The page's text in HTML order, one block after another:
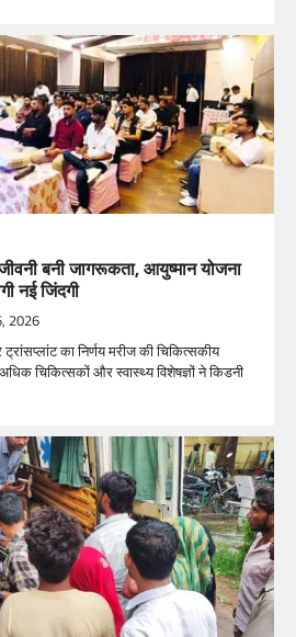
बनी जागरूकता, आयुष्मान योजना
नई जिंदगी
2026
का निर्णय मरीज की चिकित्सकीय
चिकित्सकों और स्वास्थ्य विशेषज्ञों ने किडनी